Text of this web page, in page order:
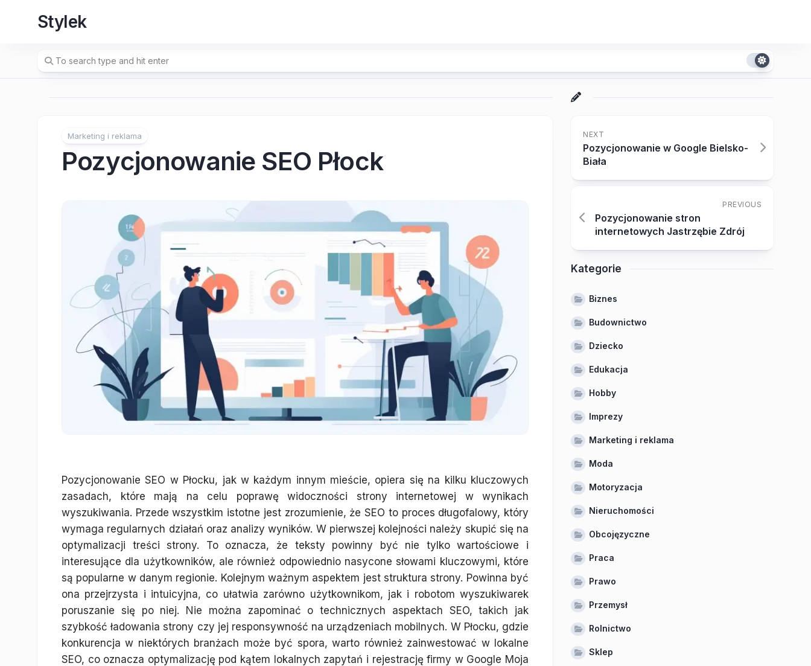
Stylek
Marketing i reklama
Pozycjonowanie SEO Płock
Pozycjonowanie SEO w Płocku, jak w każdym innym mieście, opiera się na kilku kluczowych
zasadach, które mają na celu poprawę widoczności strony internetowej w wynikach
wyszukiwania. Przede wszystkim istotne jest zrozumienie, że SEO to proces długofalowy, który
wymaga regularnych działań oraz analizy wyników. W pierwszej kolejności należy skupić się na
optymalizacji treści strony. To oznacza, że teksty powinny być nie tylko wartościowe i
interesujące dla użytkowników, ale również odpowiednio nasycone słowami kluczowymi, które
są popularne w danym regionie. Kolejnym ważnym aspektem jest struktura strony. Powinna być
ona przejrzysta i intuicyjna, co ułatwia zarówno użytkownikom, jak i robotom wyszukiwarek
poruszanie się po niej. Nie można zapominać o technicznych aspektach SEO, takich jak
szybkość ładowania strony czy jej responsywność na urządzeniach mobilnych. W Płocku, gdzie
konkurencja w niektórych branżach może być spora, warto również zainwestować w lokalne
SEO, co oznacza optymalizację pod kątem lokalnych zapytań i rejestrację firmy w Google Moja
NEXT
Pozycjonowanie w Google Bielsko-
Biała
PREVIOUS
Pozycjonowanie stron
internetowych Jastrzębie Zdrój
Kategorie
Biznes
Budownictwo
Dziecko
Edukacja
Hobby
Imprezy
Marketing i reklama
Moda
Motoryzacja
Nieruchomości
Obcojęzyczne
Praca
Prawo
Przemysł
Rolnictwo
Sklep